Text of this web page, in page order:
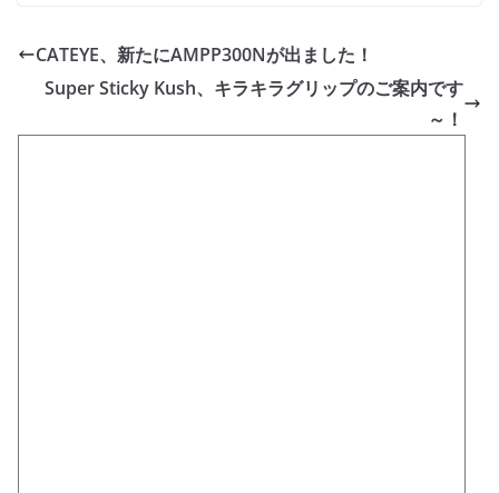
CATEYE、新たにAMPP300Nが出ました！
Super Sticky Kush、キラキラグリップのご案内です
～！